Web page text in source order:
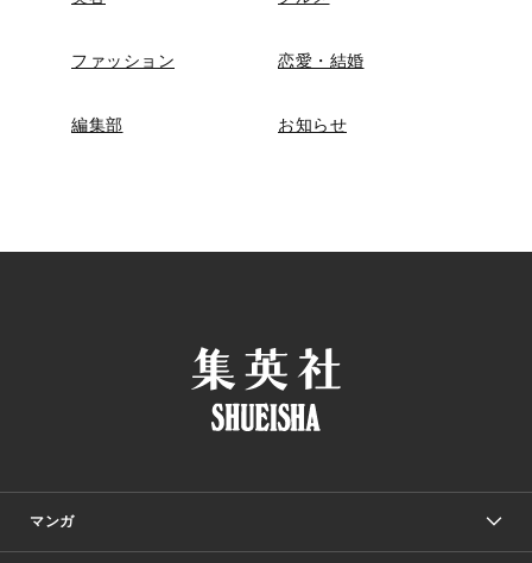
ファッション 恋愛・結婚
編集部 お知らせ
マンガ